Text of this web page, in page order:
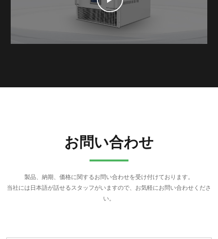
お問い合わせ
製品、納期、価格に関するお問い合わせを受け付けております。
当社には日本語が話せるスタッフがいますので、お気軽にお問い合わせくださ
い。